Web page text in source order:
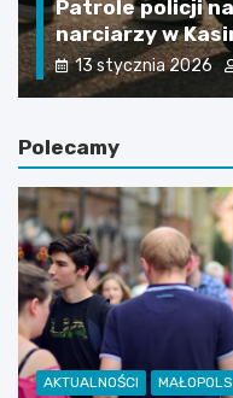
Patrole policji
narciarzy w
13 stycznia 2026
Polecamy
AKTUALNOŚCI